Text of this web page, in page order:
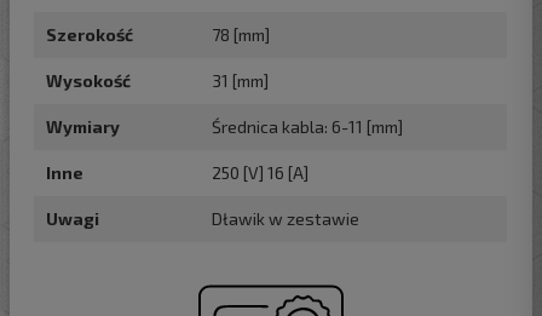
Szerokość 78 [mm]
Wysokość 31 [mm]
Wymiary Średnica kabla: 6-11 [mm]
Inne 250 [V] 16 [A]
Uwagi Dławik w zestawie